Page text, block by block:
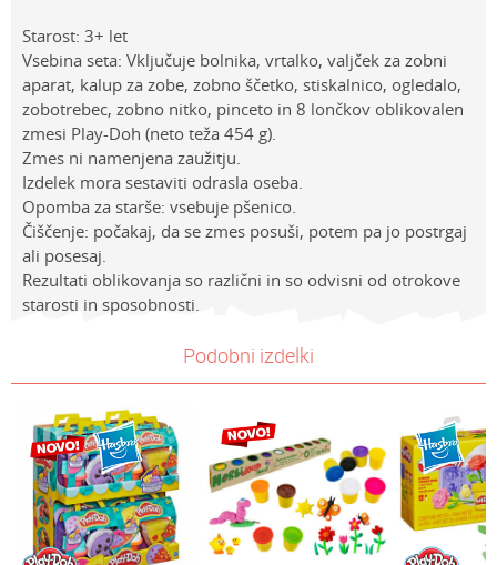
Starost: 3+ let
Vsebina seta: Vključuje bolnika, vrtalko, valjček za zobni
aparat, kalup za zobe, zobno ščetko, stiskalnico, ogledalo,
zobotrebec, zobno nitko, pinceto in 8 lončkov oblikovalen
zmesi Play-Doh (neto teža 454 g).
Zmes ni namenjena zaužitju.
Izdelek mora sestaviti odrasla oseba.
Opomba za starše: vsebuje pšenico.
Čiščenje: počakaj, da se zmes posuši, potem pa jo postrgaj
ali posesaj.
Rezultati oblikovanja so različni in so odvisni od otrokove
starosti in sposobnosti.
PLAY-DOH
Spol
Univerzalno
Starost
4-6 let
E-mail
Sporočilo
Prenesi navodila za uporabo
Podobni izdelki